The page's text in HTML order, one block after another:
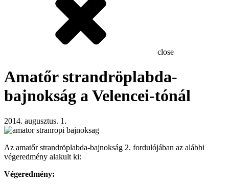
close
Amatőr strandröplabda-
bajnokság a Velencei-tónál
2014. augusztus. 1.
Az amatőr strandröplabda-bajnokság 2. fordulójában az alábbi
végeredmény alakult ki:
Végeredmény: